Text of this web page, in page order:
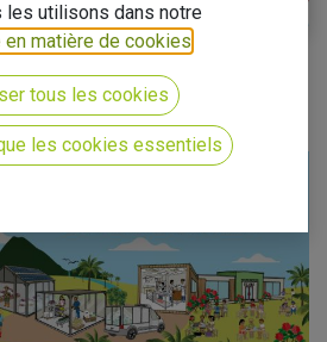
projet TAVIVAT
les utilisons dans notre
matière de cookies
tous les cookies
les cookies essentiels